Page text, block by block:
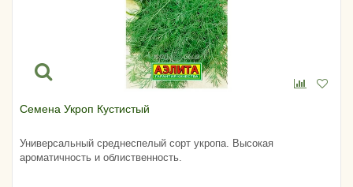
Семена Укроп Кустистый
Универсальный среднеспелый сорт укропа. Высокая
ароматичность и облиственность.